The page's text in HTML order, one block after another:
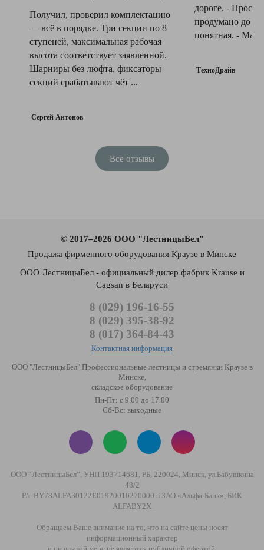
Получил, проверил комплектацию
— всё в порядке. Три секции по 8
ступеней, максимальная рабочая
высота соответствует заявленной.
Шарниры без люфта, фиксаторы
секций срабатывают чёт ...
Сергей Антонов
дороге. -
продумано до
понятная. -
ТехноДрайв
Все отзывы
© 2017–2026 ООО "ЛестницыБел"
Продажа фирменного оборудования Краузе в Минске
ООО ЛестницыБел - официальный дилер фабрик Krause и
Cagsan в Беларуси
8 (029) 196-16-55
8 (029) 395-38-92
8 (017) 364-84-43
Контактная информация
ООО "ЛестницыБел" Профессиональные лестницы и стремянки Краузе в
Минске,
складское оборудование
Пн-Пт: с 9.00 до 17.00
Сб-Вс: выходные
ООО “ЛестницыБел”, УНП 193714681, РБ, 220024, Минск, ул.Бабушкина
48/2
Р/с BY78ALFA30122E01920010270000 в ЗАО «Альфа-Банк», БИК
ALFABY2X
Обращаем Ваше внимание на то, что на сайте цены носят
информационный характер